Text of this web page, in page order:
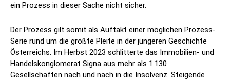
ein Prozess in dieser Sache nicht sicher.
Der Prozess gilt somit als Auftakt einer möglichen Prozess-
Serie rund um die größte Pleite in der jüngeren Geschichte
Österreichs. Im Herbst 2023 schlitterte das Immobilien- und
Handelskonglomerat Signa aus mehr als 1.130
Gesellschaften nach und nach in die Insolvenz. Steigende